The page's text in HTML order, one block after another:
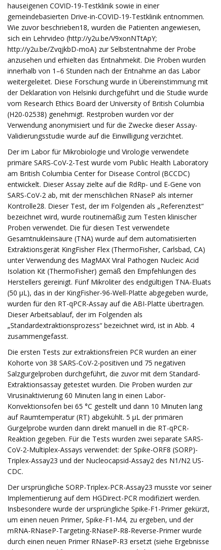
hauseigenen COVID-19-Testklinik sowie in einer
gemeindebasierten Drive-in-COVID-19-Testklinik entnommen.
Wie zuvor beschrieben18, wurden die Patienten angewiesen,
sich ein Lehrvideo (http://y2u.be/V9xonNTtApY;
http://y2u.be/ZvqjkbD-moA) zur Selbstentnahme der Probe
anzusehen und erhielten das Entnahmekit. Die Proben wurden
innerhalb von 1–6 Stunden nach der Entnahme an das Labor
weitergeleitet. Diese Forschung wurde in Übereinstimmung mit
der Deklaration von Helsinki durchgeführt und die Studie wurde
vom Research Ethics Board der University of British Columbia
(H20-02538) genehmigt. Restproben wurden vor der
Verwendung anonymisiert und für die Zwecke dieser Assay-
Validierungsstudie wurde auf die Einwilligung verzichtet.
Der im Labor für Mikrobiologie und Virologie verwendete
primäre SARS-CoV-2-Test wurde vom Public Health Laboratory
am British Columbia Center for Disease Control (BCCDC)
entwickelt. Dieser Assay zielte auf die RdRp- und E-Gene von
SARS-CoV-2 ab, mit der menschlichen RNaseP als interner
Kontrolle28. Dieser Test, der im Folgenden als „Referenztest“
bezeichnet wird, wurde routinemäßig zum Testen klinischer
Proben verwendet. Die für diesen Test verwendete
Gesamtnukleinsäure (TNA) wurde auf dem automatisierten
Extraktionsgerät KingFisher Flex (ThermoFisher, Carlsbad, CA)
unter Verwendung des MagMAX Viral Pathogen Nucleic Acid
Isolation Kit (ThermoFisher) gemäß den Empfehlungen des
Herstellers gereinigt. Fünf Mikroliter des endgültigen TNA-Eluats
(50 µL), das in der KingFisher-96-Well-Platte abgegeben wurde,
wurden für den RT-qPCR-Assay auf die ABI-Platte übertragen.
Dieser Arbeitsablauf, der im Folgenden als
„Standardextraktionsprozess“ bezeichnet wird, ist in Abb. 4
zusammengefasst.
Die ersten Tests zur extraktionsfreien PCR wurden an einer
Kohorte von 38 SARS-CoV-2-positiven und 75 negativen
Salzgurgelproben durchgeführt, die zuvor mit dem Standard-
Extraktionsassay getestet wurden. Die Proben wurden zur
Virusinaktivierung 60 Minuten lang in einen Labor-
Konvektionsofen bei 65 °C gestellt und dann 10 Minuten lang
auf Raumtemperatur (RT) abgekühlt. 5 µL der primären
Gurgelprobe wurden dann direkt manuell in die RT-qPCR-
Reaktion gegeben. Für die Tests wurden zwei separate SARS-
CoV-2-Multiplex-Assays verwendet: der Spike-ORF8 (SORP)-
Triplex-Assay23 und der Nucleocapsid-Assay2 des N1/N2 US-
CDC.
Der ursprüngliche SORP-Triplex-PCR-Assay23 musste vor seiner
Implementierung auf dem HGDirect-PCR modifiziert werden.
Insbesondere wurde der ursprüngliche Spike-F1-Primer gekürzt,
um einen neuen Primer, Spike-F1-M4, zu ergeben, und der
mRNA-RNaseP-Targeting-RNaseP-R8-Reverse-Primer wurde
durch einen neuen Primer RNaseP-R3 ersetzt (siehe Ergebnisse